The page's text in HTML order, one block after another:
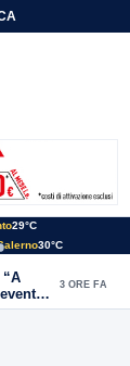
29°C
30°C
3 ORE FA